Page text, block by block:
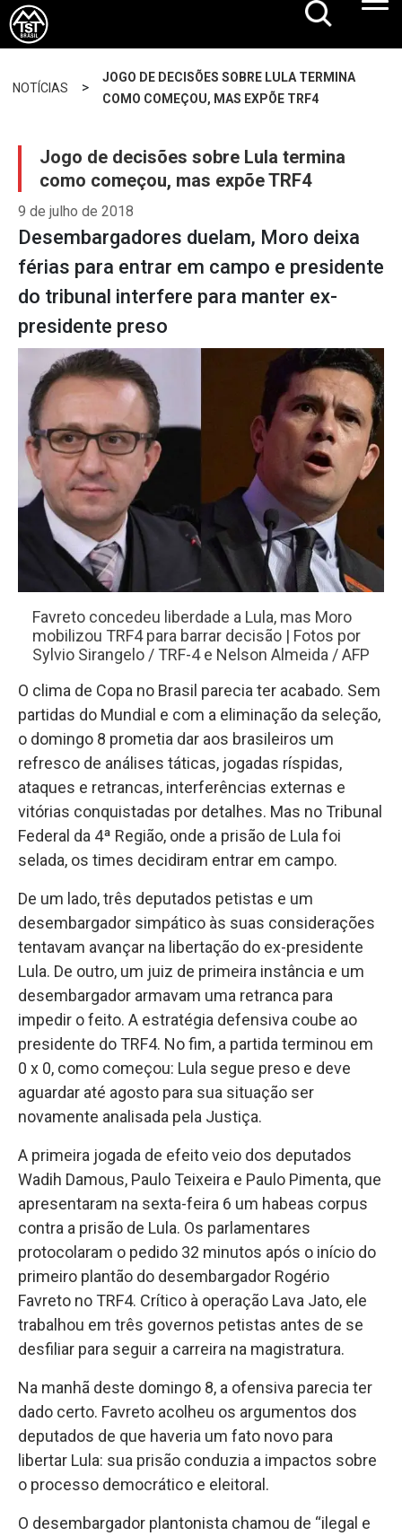
NOTÍCIAS >
JOGO DE DECISÕES SOBRE LULA TERMINA
COMO COMEÇOU, MAS EXPÕE TRF4
Jogo de decisões sobre Lula termina
como começou, mas expõe TRF4
9 de julho de 2018
Desembargadores duelam, Moro deixa
férias para entrar em campo e presidente
do tribunal interfere para manter ex-
presidente preso
Favreto concedeu liberdade a Lula, mas Moro
mobilizou TRF4 para barrar decisão | Fotos por
Sylvio Sirangelo / TRF-4 e Nelson Almeida / AFP
O clima de Copa no Brasil parecia ter acabado. Sem
partidas do Mundial e com a eliminação da seleção,
o domingo 8 prometia dar aos brasileiros um
refresco de análises táticas, jogadas ríspidas,
ataques e retrancas, interferências externas e
vitórias conquistadas por detalhes. Mas no Tribunal
Federal da 4ª Região, onde a prisão de Lula foi
selada, os times decidiram entrar em campo.
De um lado, três deputados petistas e um
desembargador simpático às suas considerações
tentavam avançar na libertação do ex-presidente
Lula. De outro, um juiz de primeira instância e um
desembargador armavam uma retranca para
impedir o feito. A estratégia defensiva coube ao
presidente do TRF4. No fim, a partida terminou em
0 x 0, como começou: Lula segue preso e deve
aguardar até agosto para sua situação ser
novamente analisada pela Justiça.
A primeira jogada de efeito veio dos deputados
Wadih Damous, Paulo Teixeira e Paulo Pimenta, que
apresentaram na sexta-feira 6 um habeas corpus
contra a prisão de Lula. Os parlamentares
protocolaram o pedido 32 minutos após o início do
primeiro plantão do desembargador Rogério
Favreto no TRF4. Crítico à operação Lava Jato, ele
trabalhou em três governos petistas antes de se
desfiliar para seguir a carreira na magistratura.
Na manhã deste domingo 8, a ofensiva parecia ter
dado certo. Favreto acolheu os argumentos dos
deputados de que haveria um fato novo para
libertar Lula: sua prisão conduzia a impactos sobre
o processo democrático e eleitoral.
O desembargador plantonista chamou de “ilegal e